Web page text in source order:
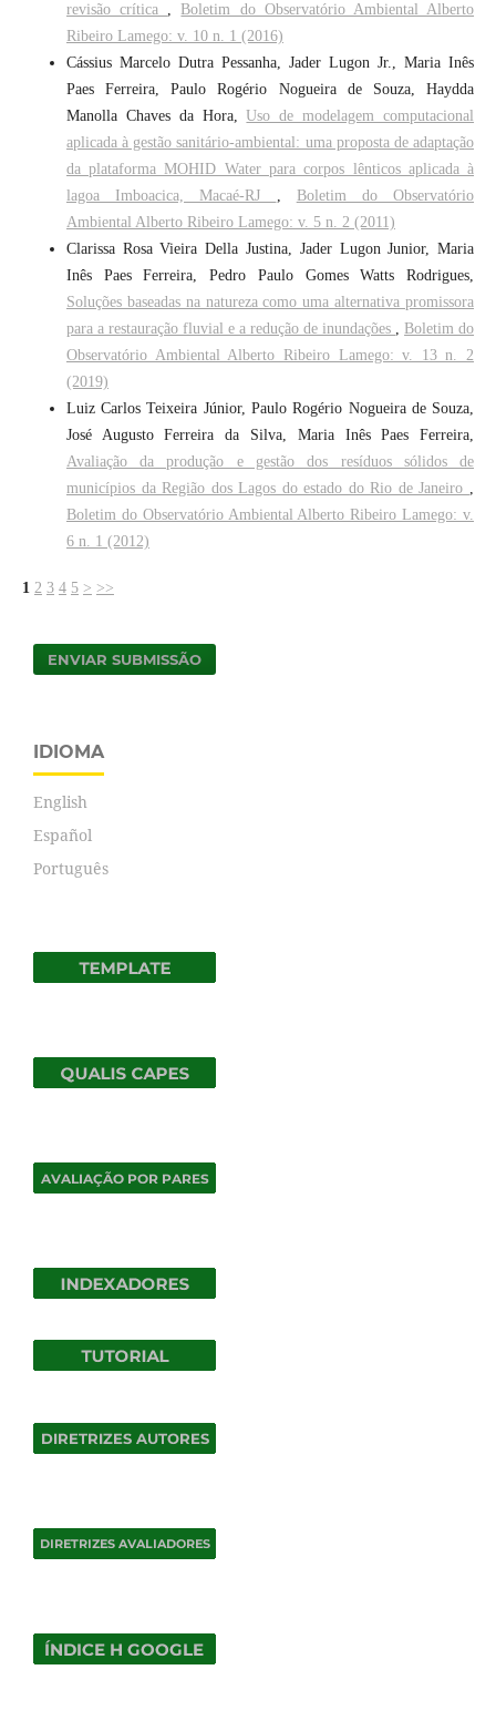
revisão crítica
Boletim do Observatório Ambiental Alberto
Ribeiro Lamego: v. 10 n. 1 (2016)
Cássius Marcelo Dutra Pessanha, Jader Lugon Jr., Maria Inês
Paes Ferreira, Paulo Rogério Nogueira de Souza, Haydda
Manolla Chaves da Hora,Uso de modelagem computacional
aplicada à gestão sanitário-ambiental: uma proposta de adaptação
da plataforma MOHID Water para corpos lênticos aplicada à
lagoa Imboacica, Macaé-RJ
Boletim do Observatório
Ambiental Alberto Ribeiro Lamego: v. 5 n. 2 (2011)
Clarissa Rosa Vieira Della Justina, Jader Lugon Junior, Maria
Inês Paes Ferreira, Pedro Paulo Gomes Watts Rodrigues,
Soluções baseadas na natureza como uma alternativa promissora
para a restauração fluvial e a redução de inundações
Boletim do
Observatório Ambiental Alberto Ribeiro Lamego: v. 13 n. 2
(2019)
Luiz Carlos Teixeira Júnior, Paulo Rogério Nogueira de Souza,
José Augusto Ferreira da Silva, Maria Inês Paes Ferreira,
Avaliação da produção e gestão dos resíduos sólidos de
municípios da Região dos Lagos do estado do Rio de Janeiro
Boletim do Observatório Ambiental Alberto Ribeiro Lamego: v.
6 n. 1 (2012)
1 2 3 4 5 > >>
ENVIAR SUBMISSÃO
IDIOMA
English
Español
Português